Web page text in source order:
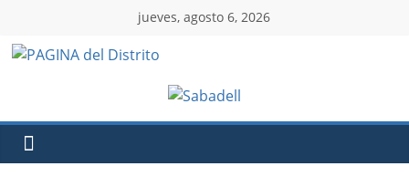
jueves, agosto 6, 2026